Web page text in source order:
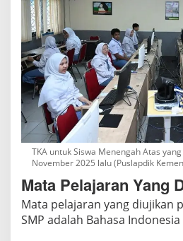
TKA untuk Siswa Menengah Atas
November 2025 lalu (Puslapdik
Mata Pelajaran Yang
Mata pelajaran yang diujikan
SMP adalah Bahasa